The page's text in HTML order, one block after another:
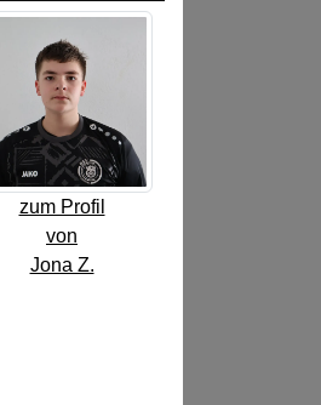
zum Profil
von
Jona Z.